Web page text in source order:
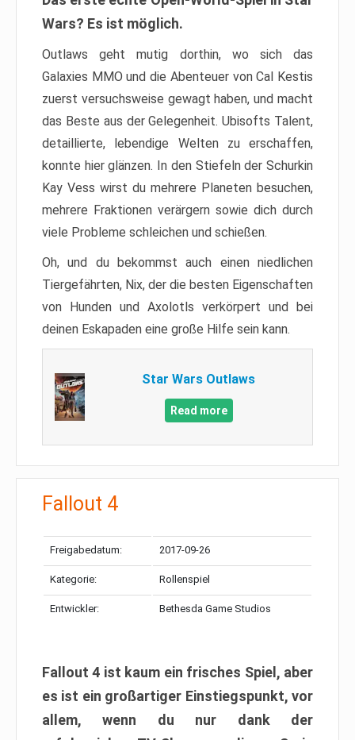
Wars? Es ist möglich.
Outlaws geht mutig dorthin, wo sich das
Galaxies MMO und die Abenteuer von Cal Kestis
zuerst versuchsweise gewagt haben, und macht
das Beste aus der Gelegenheit. Ubisofts Talent,
detaillierte, lebendige Welten zu erschaffen,
konnte hier glänzen. In den Stiefeln der Schurkin
Kay Vess wirst du mehrere Planeten besuchen,
mehrere Fraktionen verärgern sowie dich durch
viele Probleme schleichen und schießen.
Oh, und du bekommst auch einen niedlichen
Tiergefährten, Nix, der die besten Eigenschaften
von Hunden und Axolotls verkörpert und bei
deinen Eskapaden eine große Hilfe sein kann.
Star Wars Outlaws
Read more
Fallout 4
Freigabedatum: 2017-09-26
Kategorie: Rollenspiel
Entwickler: Bethesda Game Studios
Fallout 4 ist kaum ein frisches Spiel, aber
es ist ein großartiger Einstiegspunkt, vor
allem, wenn du nur dank der